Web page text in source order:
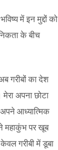
में इन मुद्दों को
के बीच
गरीबों का देश
अपना छोटा
अपने आध्यात्मिक
महाकुंभ पर खूब
गरीबी में डूबा